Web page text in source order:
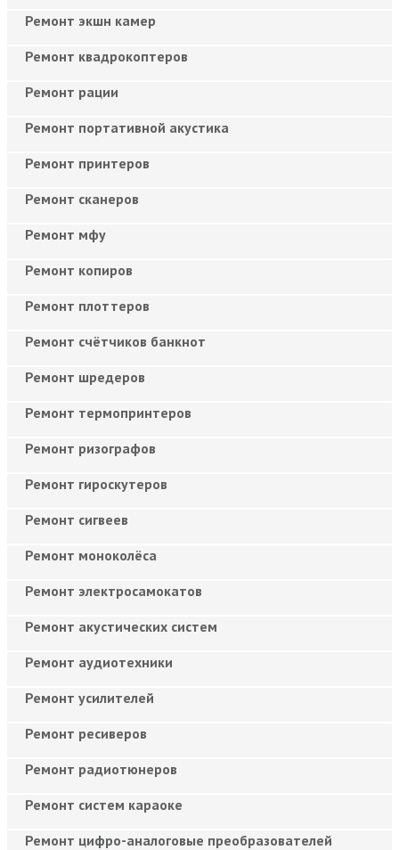
Ремонт экшн камер
Ремонт квадрокоптеров
Ремонт рации
Ремонт портативной акустика
Ремонт принтеров
Ремонт сканеров
Ремонт мфу
Ремонт копиров
Ремонт плоттеров
Ремонт счётчиков банкнот
Ремонт шредеров
Ремонт термопринтеров
Ремонт ризографов
Ремонт гироскутеров
Ремонт сигвеев
Ремонт моноколёса
Ремонт электросамокатов
Ремонт акустических систем
Ремонт аудиотехники
Ремонт усилителей
Ремонт ресиверов
Ремонт радиотюнеров
Ремонт систем караоке
Ремонт цифро-аналоговые преобразователей